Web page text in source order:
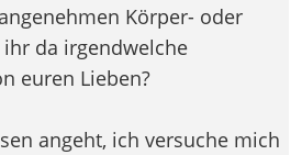
Körper- oder
ihr da irgendwelche
euren Lieben?
angeht, ich versuche mich